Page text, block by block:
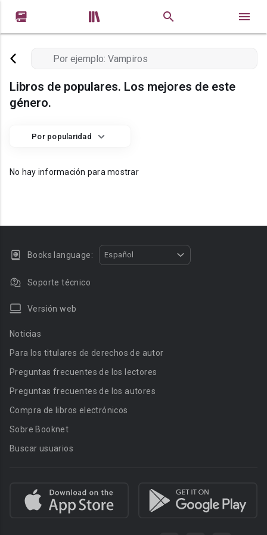
 
Libros de populares. Los mejores de este
género.
Por popularidad
No hay información para mostrar
Books language: Español
Soporte técnico
Versión web
Noticias
Para los titulares de derechos de autor
Preguntas frecuentes de los lectores
Preguntas frecuentes de los autores
Compra de libros electrónicos
Sobre Booknet
Buscar usuarios